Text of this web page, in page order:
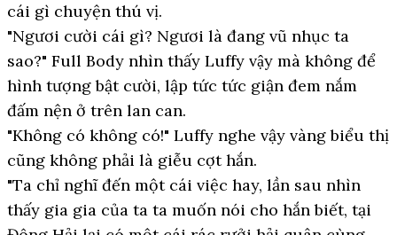
cái gì chuyện thú vị.
"Ngươi cười cái gì? Ngươi là đang vũ nhục ta
sao?" Full Body nhìn thấy Luffy vậy mà không để
hình tượng bật cười, lập tức tức giận đem nắm
đấm nện ở trên lan can.
"Không có không có!" Luffy nghe vậy vàng biểu thị
cũng không phải là giễu cợt hắn.
"Ta chỉ nghĩ đến một cái việc hay, lần sau nhìn
thấy gia gia của ta ta muốn nói cho hắn biết, tại